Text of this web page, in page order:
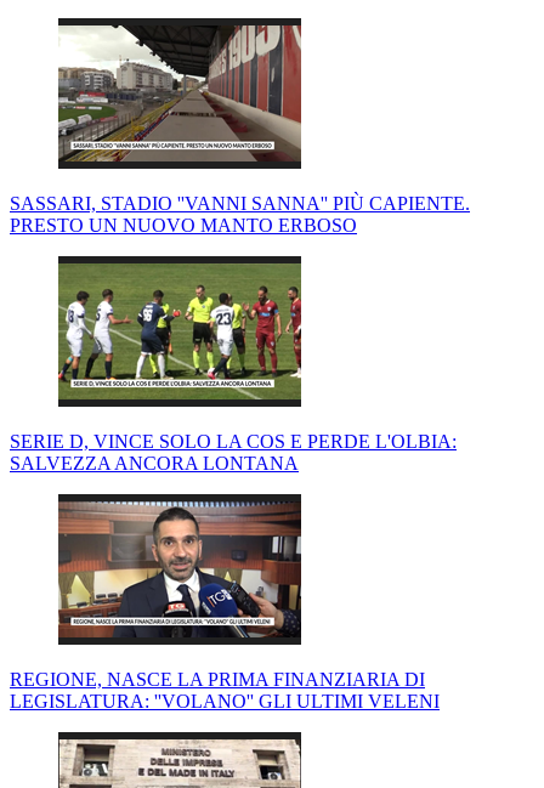
SASSARI, STADIO ''VANNI SANNA'' PIÙ CAPIENTE.
PRESTO UN NUOVO MANTO ERBOSO
SERIE D, VINCE SOLO LA COS E PERDE L'OLBIA:
SALVEZZA ANCORA LONTANA
REGIONE, NASCE LA PRIMA FINANZIARIA DI
LEGISLATURA: ''VOLANO'' GLI ULTIMI VELENI